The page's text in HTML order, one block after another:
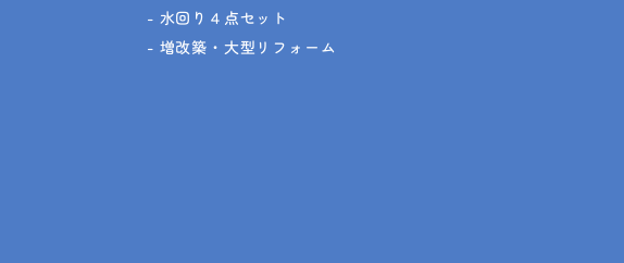
水回り４点セット
増改築・大型リフォーム